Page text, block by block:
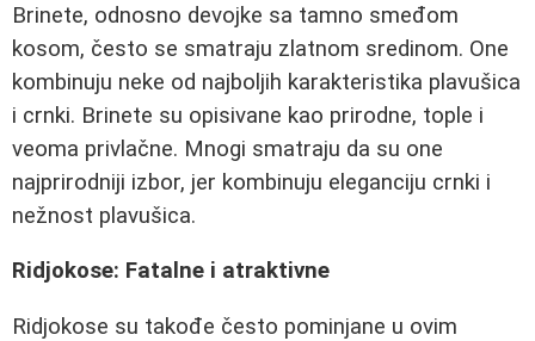
Brinete, odnosno devojke sa tamno smeđom
kosom, često se smatraju zlatnom sredinom. One
kombinuju neke od najboljih karakteristika plavušica
i crnki. Brinete su opisivane kao prirodne, tople i
veoma privlačne. Mnogi smatraju da su one
najprirodniji izbor, jer kombinuju eleganciju crnki i
nežnost plavušica.
Ridjokose: Fatalne i atraktivne
Ridjokose su takođe često pominjane u ovim